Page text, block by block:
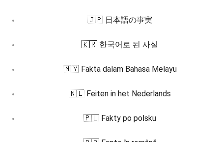
🇯🇵 日本語の事実
🇰🇷 한국어로 된 사실
🇲🇾 Fakta dalam Bahasa Melayu
🇳🇱 Feiten in het Nederlands
🇵🇱 Fakty po polsku